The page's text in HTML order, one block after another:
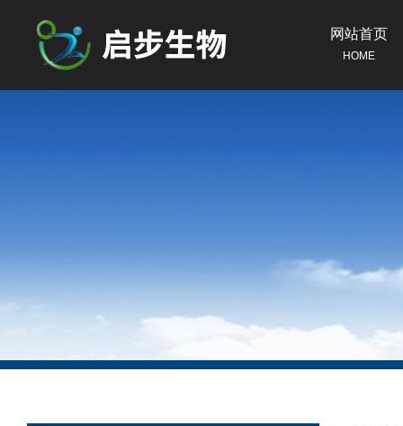
网站首页
HOME